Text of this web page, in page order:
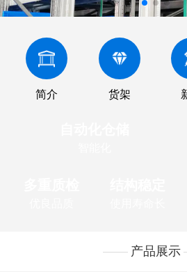
简介 货架
产品展示